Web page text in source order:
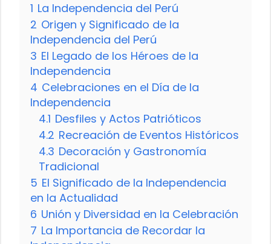
1 La Independencia del Perú
2 Origen y Significado de la
Independencia del Perú
3 El Legado de los Héroes de la
Independencia
4 Celebraciones en el Día de la
Independencia
4.1 Desfiles y Actos Patrióticos
4.2 Recreación de Eventos Históricos
4.3 Decoración y Gastronomía
Tradicional
5 El Significado de la Independencia
en la Actualidad
6 Unión y Diversidad en la Celebración
7 La Importancia de Recordar la